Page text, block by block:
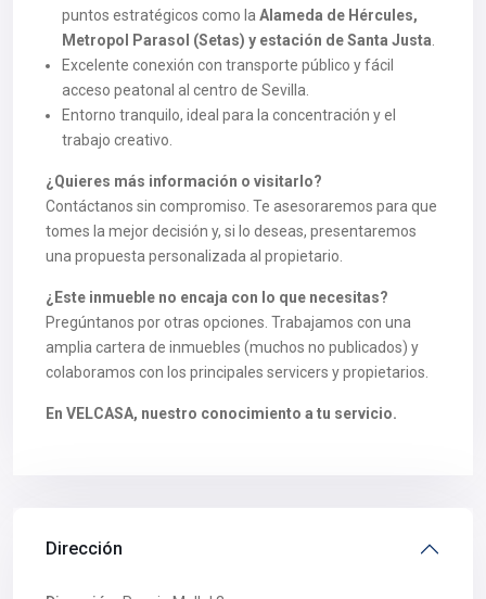
puntos estratégicos como la Alameda de Hércules,
Metropol Parasol (Setas) y estación de Santa Justa
Excelente conexión con transporte público y fácil
acceso peatonal al centro de Sevilla.
Entorno tranquilo, ideal para la concentración y el
trabajo creativo.
¿Quieres más información o visitarlo?
Contáctanos sin compromiso. Te asesoraremos para que
tomes la mejor decisión y, si lo deseas, presentaremos
una propuesta personalizada al propietario.
¿Este inmueble no encaja con lo que necesitas?
Pregúntanos por otras opciones. Trabajamos con una
amplia cartera de inmuebles (muchos no publicados) y
colaboramos con los principales servicers y propietarios.
En VELCASA, nuestro conocimiento a tu servicio.
Dirección